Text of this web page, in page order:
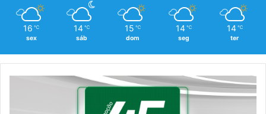
16 ℃
sex
14 ℃
sáb
15 ℃
dom
14 ℃
seg
14 ℃
ter